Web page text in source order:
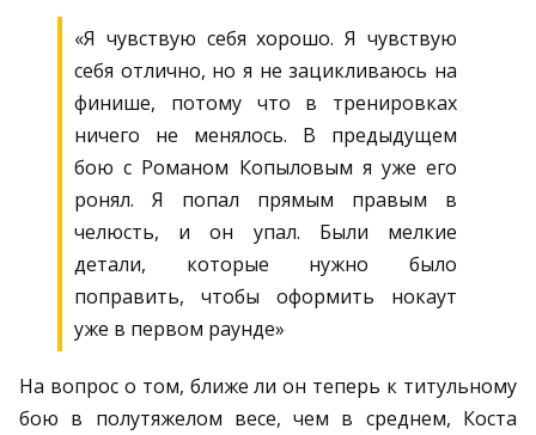
«Я чувствую себя хорошо. Я чувствую
себя отлично, но я не зацикливаюсь на
финише, потому что в тренировках
ничего не менялось. В предыдущем
бою с Романом Копыловым я уже его
ронял. Я попал прямым правым в
челюсть, и он упал. Были мелкие
детали, которые нужно было
поправить, чтобы оформить нокаут
уже в первом раунде»
На вопрос о том, ближе ли он теперь к титульному
бою в полутяжелом весе, чем в среднем, Коста